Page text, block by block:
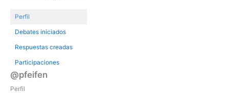
Perfil
Debates iniciados
Respuestas creadas
Participaciones
@pfeifen
Perfil